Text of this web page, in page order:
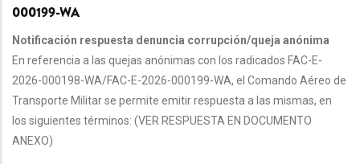
000199-WA
Notificación respuesta denuncia corrupción/queja anónima
En referencia a las quejas anónimas con los radicados FAC-E-
2026-000198-WA/FAC-E-2026-000199-WA, el Comando Aéreo de
Transporte Militar se permite emitir respuesta a las mismas, en
los siguientes términos: (VER RESPUESTA EN DOCUMENTO
ANEXO)